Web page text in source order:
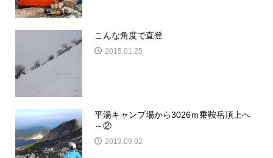
こんな角度で直登
2015.01.25
平湯キャンプ場から3026ｍ乗鞍岳頂上へ
～②
2013.09.02